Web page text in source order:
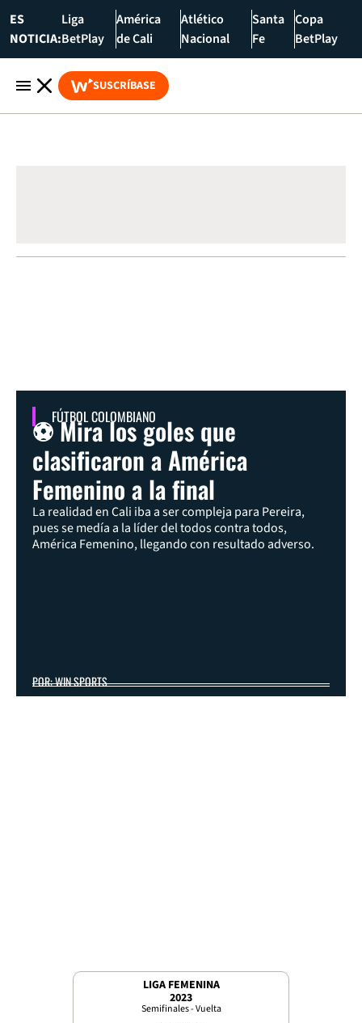
ES
NOTICIA:
Liga
BetPlay
América
de Cali
Atlético
Nacional
Santa
Fe
Copa
BetPlay
SUSCRÍBASE
FÚTBOL COLOMBIANO
⚽ Mira los goles que
clasificaron a América
Femenino a la final
La realidad en Cali iba a ser compleja para Pereira,
pues se medía a la líder del todos contra todos,
América Femenino, llegando con resultado adverso.
POR: WIN SPORTS
LIGA FEMENINA
2023
Semifinales - Vuelta